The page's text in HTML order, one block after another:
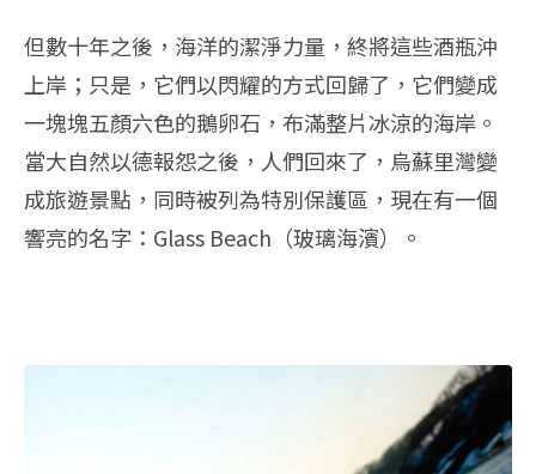
但數十年之後，海洋的潔淨力量，終將這些酒瓶沖
上岸；只是，它們以閃耀的方式回歸了，它們變成
一塊塊五顏六色的鵝卵石，布滿整片冰涼的海岸。
當大自然以德報怨之後，人們回來了，烏蘇里灣變
成旅遊景點，同時被列為特別保護區，現在有一個
響亮的名字：Glass Beach（玻璃海濱）。